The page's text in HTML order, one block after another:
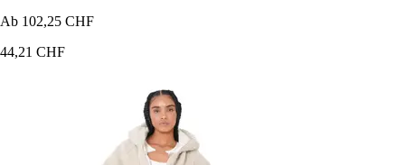
Ab 102,25 CHF
44,21 CHF